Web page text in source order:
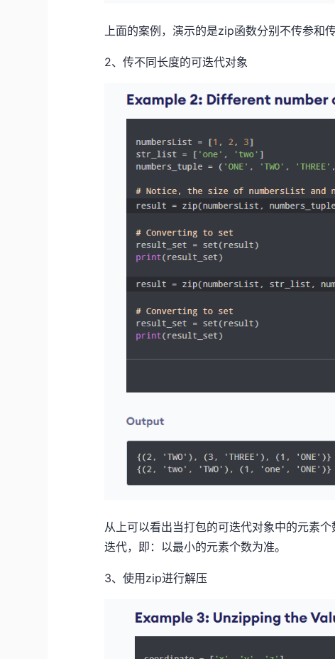
上面的案例，演示的是zip函数分别不传参和
2、传不同长度的可迭代对象
从上可以看出当打包的可迭代对象中的元素
迭代，即：以最小的元素个数为准。
3、使用zip进行解压